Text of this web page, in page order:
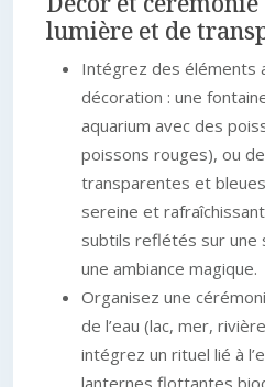
lumière et de
Intégrez des éléments
décoration : une
aquarium avec des
poissons rouges), ou
transparentes et
sereine et
subtils reflétés sur une
une ambiance magique.
Organisez une
de l’eau (lac, mer,
intégrez un rituel lié à
lanternes flottantes